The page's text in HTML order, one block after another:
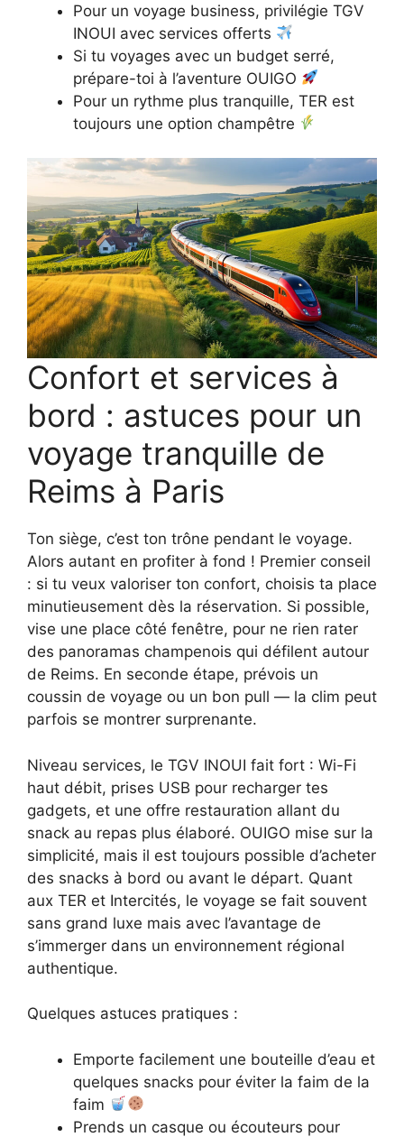
Pour un voyage business, privilégie TGV
INOUI avec services offerts
Si tu voyages avec un budget serré,
prépare-toi à l’aventure OUIGO
Pour un rythme plus tranquille, TER est
toujours une option champêtre
Confort et services à
bord : astuces pour un
voyage tranquille de
Reims à Paris
Ton siège, c’est ton trône pendant le voyage.
Alors autant en profiter à fond ! Premier conseil
: si tu veux valoriser ton confort, choisis ta place
minutieusement dès la réservation. Si possible,
vise une place côté fenêtre, pour ne rien rater
des panoramas champenois qui défilent autour
de Reims. En seconde étape, prévois un
coussin de voyage ou un bon pull — la clim peut
parfois se montrer surprenante.
Niveau services, le TGV INOUI fait fort : Wi-Fi
haut débit, prises USB pour recharger tes
gadgets, et une offre restauration allant du
snack au repas plus élaboré. OUIGO mise sur la
simplicité, mais il est toujours possible d’acheter
des snacks à bord ou avant le départ. Quant
aux TER et Intercités, le voyage se fait souvent
sans grand luxe mais avec l’avantage de
s’immerger dans un environnement régional
authentique.
Quelques astuces pratiques :
Emporte facilement une bouteille d’eau et
quelques snacks pour éviter la faim de la
faim
Prends un casque ou écouteurs pour